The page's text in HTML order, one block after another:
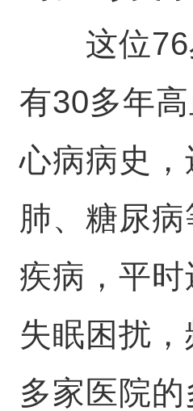
这位76
有30多年
心病病史，
肺、糖尿
疾病，平时
失眠困扰
多家医院的